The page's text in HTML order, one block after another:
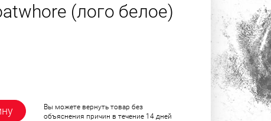
(лого белое)
Вы можете вернуть товар без
объяснения причин в течение 14 дней